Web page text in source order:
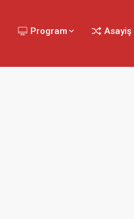
Program Asayiş
Trafik Kazası: 9